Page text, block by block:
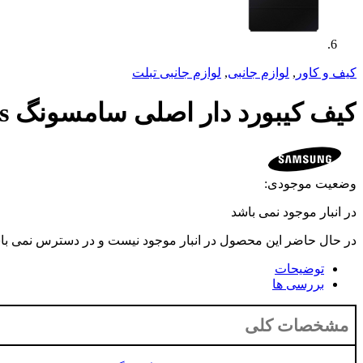
کیف و کاور , لوازم جانبی, لوازم جانبی تبلت
کیف کیبورد دار اصلی سامسونگ Galaxy Tab S8 Plus
وضعیت موجودی:
در انبار موجود نمی باشد
در حال حاضر این محصول در انبار موجود نیست و در دسترس نمی
توضیحات
بررسی ها
مشخصات کلی